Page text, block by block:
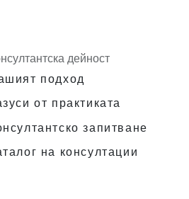
дейност
подход
от практиката
запитване
на консултации